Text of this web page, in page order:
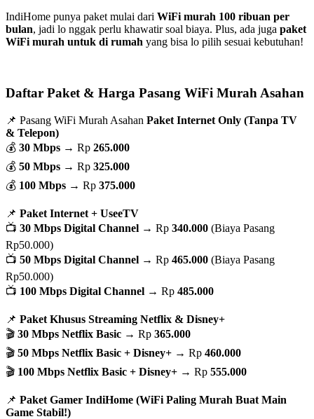
IndiHome punya paket mulai dari WiFi murah 100 ribuan per
bulan, jadi lo nggak perlu khawatir soal biaya. Plus, ada juga paket
WiFi murah untuk di rumah yang bisa lo pilih sesuai kebutuhan!
Daftar Paket & Harga Pasang WiFi Murah Asahan
📌 Pasang WiFi Murah Asahan Paket Internet Only (Tanpa TV
& Telepon)
💰 30 Mbps → Rp 265.000
💰 50 Mbps → Rp 325.000
💰 100 Mbps → Rp 375.000
📌 Paket Internet + UseeTV
📺 30 Mbps Digital Channel → Rp 340.000 (Biaya Pasang
Rp50.000)
📺 50 Mbps Digital Channel → Rp 465.000 (Biaya Pasang
Rp50.000)
📺 100 Mbps Digital Channel → Rp 485.000
📌 Paket Khusus Streaming Netflix & Disney+
🎬 30 Mbps Netflix Basic → Rp 365.000
🎬 50 Mbps Netflix Basic + Disney+ → Rp 460.000
🎬 100 Mbps Netflix Basic + Disney+ → Rp 555.000
📌 Paket Gamer IndiHome (WiFi Paling Murah Buat Main
Game Stabil!)